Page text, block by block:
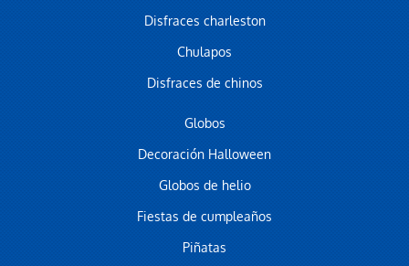
Disfraces charleston
Chulapos
Disfraces de chinos
Globos
Decoración Halloween
Globos de helio
Fiestas de cumpleaños
Piñatas